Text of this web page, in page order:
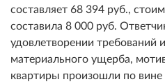
составляет 68 394 руб.,
составила 8 000 руб.
удовлетворении требований
материального ущерба,
квартиры произошли по